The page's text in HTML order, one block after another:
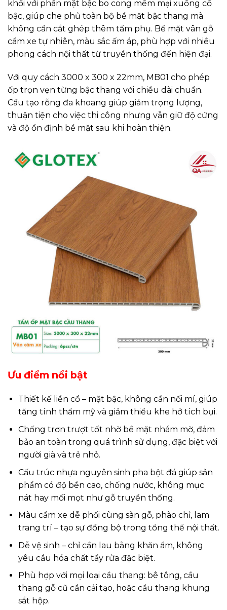
khối với phần mặt bậc bo cong mềm mại xuống cổ
bậc, giúp che phủ toàn bộ bề mặt bậc thang mà
không cần cắt ghép thêm tấm phụ. Bề mặt vân gỗ
cẩm xe tự nhiên, màu sắc ấm áp, phù hợp với nhiều
phong cách nội thất từ truyền thống đến hiện đại.
Với quy cách 3000 x 300 x 22mm, MB01 cho phép
ốp trọn vẹn từng bậc thang với chiều dài chuẩn.
Cấu tạo rỗng đa khoang giúp giảm trọng lượng,
thuận tiện cho việc thi công nhưng vẫn giữ độ cứng
và độ ổn định bề mặt sau khi hoàn thiện.
Ưu điểm nổi bật
Thiết kế liền cổ – mặt bậc, không cần nối mí, giúp
tăng tính thẩm mỹ và giảm thiểu khe hở tích bụi.
Chống trơn trượt tốt nhờ bề mặt nhám mờ, đảm
bảo an toàn trong quá trình sử dụng, đặc biệt với
người già và trẻ nhỏ.
Cấu trúc nhựa nguyên sinh pha bột đá giúp sản
phẩm có độ bền cao, chống nước, không mục
nát hay mối mọt như gỗ truyền thống.
Màu cẩm xe dễ phối cùng sàn gỗ, phào chỉ, lam
trang trí – tạo sự đồng bộ trong tổng thể nội thất.
Dễ vệ sinh – chỉ cần lau bằng khăn ẩm, không
yêu cầu hóa chất tẩy rửa đặc biệt.
Phù hợp với mọi loại cầu thang: bê tông, cầu
thang gỗ cũ cần cải tạo, hoặc cầu thang khung
sắt hộp.